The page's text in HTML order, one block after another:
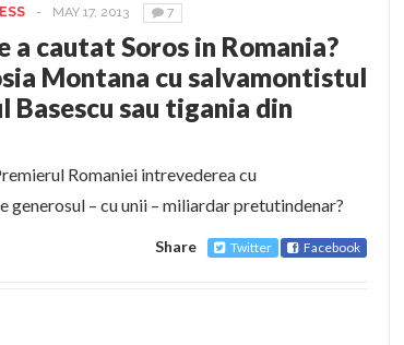
- MAY 17, 2013 7
a cautat Soros in Romania?
Montana cu salvamontistul
Basescu sau tigania din
Romaniei intrevederea cu
– cu unii – miliardar pretutindenar?
Share Twitter Facebook